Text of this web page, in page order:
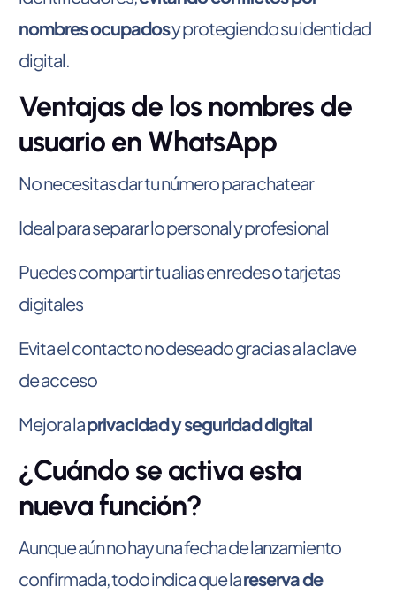
nombres ocupadosy protegiendo su identidad
digital.
Ventajas de los nombres de
usuario en WhatsApp
No necesitas dar tu número para chatear
Ideal para separar lo personal y profesional
Puedes compartir tu alias en redes o tarjetas
digitales
Evita el contacto no deseado gracias a la clave
de acceso
Mejora laprivacidad y seguridad digital
¿Cuándo se activa esta
nueva función?
Aunque aún no hay una fecha de lanzamiento
confirmada, todo indica que lareserva de